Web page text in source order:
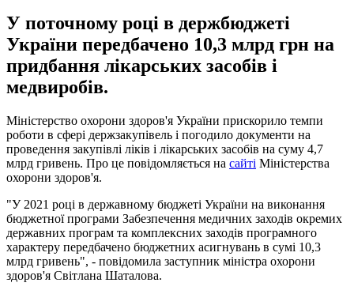
У поточному році в держбюджеті
України передбачено 10,3 млрд грн на
придбання лікарських засобів і
медвиробів.
Міністерство охорони здоров'я України прискорило темпи
роботи в сфері держзакупівель і погодило документи на
проведення закупівлі ліків і лікарських засобів на суму 4,7
млрд гривень. Про це повідомляється на сайті Міністерства
охорони здоров'я.
"У 2021 році в державному бюджеті України на виконання
бюджетної програми Забезпечення медичних заходів окремих
державних програм та комплексних заходів програмного
характеру передбачено бюджетних асигнувань в сумі 10,3
млрд гривень", - повідомила заступник міністра охорони
здоров'я Світлана Шаталова.